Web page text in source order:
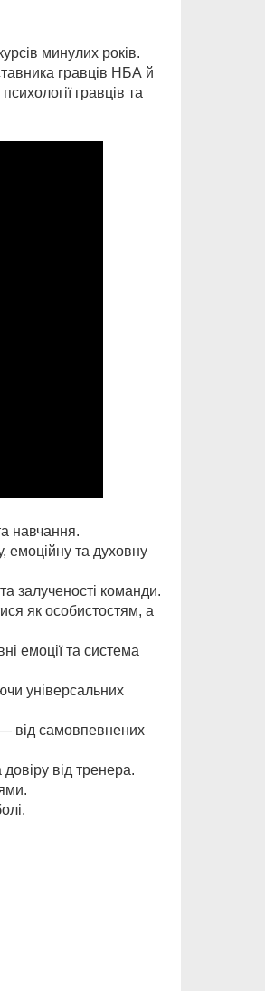
минулих років.
гравців НБА й
гравців та
навчання.
емоційну та духовну
залученості команди.
як особистостям, а
емоції та система
універсальних
— від самовпевнених
від тренера.